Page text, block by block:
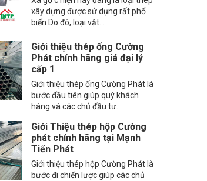
xây dựng được sử dụng rất phổ
biến Do đó, loại vật...
Giới thiệu thép ống Cường
Phát chính hãng giá đại lý
cấp 1
Giới thiệu thép ống Cường Phát là
bước đầu tiên giúp quý khách
hàng và các chủ đầu tư...
Giới Thiệu thép hộp Cường
phát chính hãng tại Mạnh
Tiến Phát
Giới thiệu thép hộp Cường Phát là
bước đi chiến lược giúp các chủ